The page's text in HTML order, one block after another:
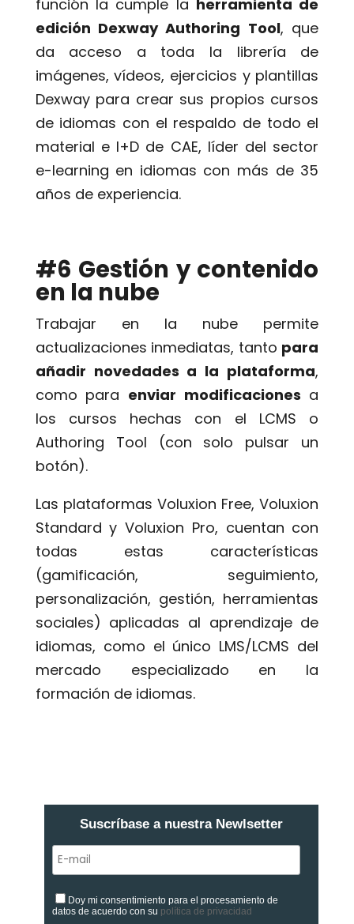
función la cumple la herramienta de
edición Dexway Authoring Tool, que
da acceso a toda la librería de
imágenes, vídeos, ejercicios y plantillas
Dexway para crear sus propios cursos
de idiomas con el respaldo de todo el
material e I+D de CAE, líder del sector
e-learning en idiomas con más de 35
años de experiencia.
#6 Gestión y contenido
en la nube
Trabajar en la nube permite
actualizaciones inmediatas, tanto para
añadir novedades a la plataforma,
como para enviar modificaciones a
los cursos hechas con el LCMS o
Authoring Tool (con solo pulsar un
botón).
Las plataformas Voluxion Free, Voluxion
Standard y Voluxion Pro, cuentan con
todas estas características
(gamificación, seguimiento,
personalización, gestión, herramientas
sociales) aplicadas al aprendizaje de
idiomas, como el único LMS/LCMS del
mercado especializado en la
formación de idiomas.
Suscríbase a nuestra Newlsetter
Doy mi consentimiento para el procesamiento de
datos de acuerdo con su política de privacidad